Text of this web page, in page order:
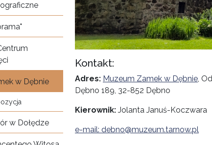
w Dębnie
w Dołędze
Kontakt:
Adres: Muzeum Zamek w Dębnie,
Dębno 189, 32-852 Dębno
Kierownik: Jolanta Januś-Koczwara
e-mail: debno@muzeum.tarnow.pl